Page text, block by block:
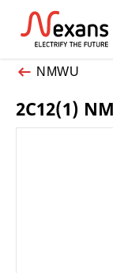
NMWU
2C12(1)